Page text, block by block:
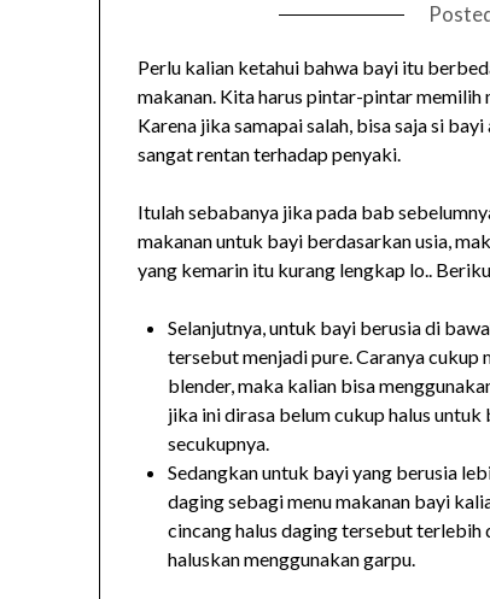
Perlu kalian ketahui bahwa bayi itu
makanan. Kita harus pintar-pintar memilih
Karena jika samapai salah, bisa saja si
sangat rentan terhadap penyaki.
Itulah sebabanya jika pada bab
makanan untuk bayi berdasarkan usia,
yang kemarin itu kurang lengkap lo..
Selanjutnya, untuk bayi berusia di
tersebut menjadi pure. Caranya
blender, maka kalian bisa
jika ini dirasa belum cukup halus
secukupnya.
Sedangkan untuk bayi yang berusia
daging sebagi menu makanan bayi
cincang halus daging tersebut terlebih
haluskan menggunakan garpu.